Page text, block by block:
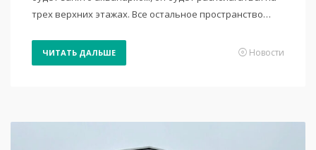
трех верхних этажах. Все остальное пространство…
ЧИТАТЬ ДАЛЬШЕ Новости